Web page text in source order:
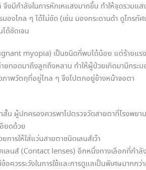
จึงมีกำลังในการหักเหแสงมากขึ้น ทำให้จุดรวม
มองไกล ๆ ได้ไม่ชัด (เช่น มองกระดานดำ ดูโทร
ด้ชัดเจน
myopia) เป็นชนิดที่พบได้น้อย แต่ร้ายแรงแ
ทอดมาถึงลูกถึงหลาน ทำให้ผู้ป่วยเกิดมามีกระบ
าพวัตถุที่อยู่ไกล ๆ จึงไปตกอยู่ข้างหน้าจอตา
น ผู้ปกครองควรพาไปตรวจวัดสายตาที่โรงพยา
ยดด้วย
ารให้ใส่แว่นสายตาชนิดเลนส์เว้า
ลนส์ (Contact lenses) อีกหนึ่งทางเลือกที่กำ
ควรระวังในการใช้และการดูแลเป็นพิเศษมากกว่า